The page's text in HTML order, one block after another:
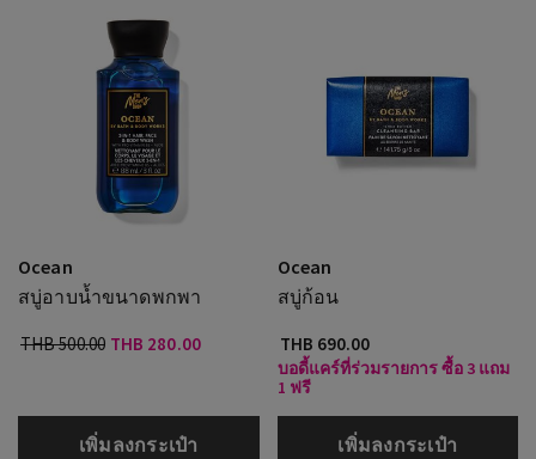
Ocean
สบู่อาบน้ำขนาดพกพา
THB 500.00 THB 280.00
เพิ่มลงกระเป๋า
Ocean
สบู่ก้อน
THB 690.00
บอดี้แคร์ที่ร่วมรายการ ซื้อ 3 แถม
1 ฟรี
เพิ่มลงกระเป๋า